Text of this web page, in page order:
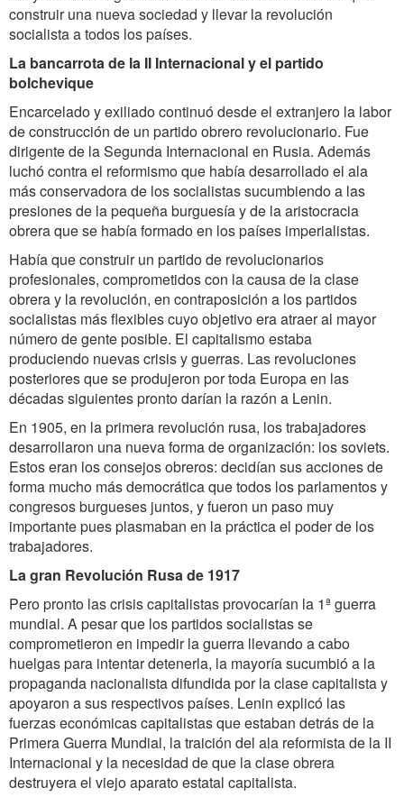
construir una nueva sociedad y llevar la revolución
socialista a todos los países.
La bancarrota de la II Internacional y el partido
bolchevique
Encarcelado y exiliado continuó desde el extranjero la labor
de construcción de un partido obrero revolucionario. Fue
dirigente de la Segunda Internacional en Rusia. Además
luchó contra el reformismo que había desarrollado el ala
más conservadora de los socialistas sucumbiendo a las
presiones de la pequeña burguesía y de la aristocracia
obrera que se había formado en los países imperialistas.
Había que construir un partido de revolucionarios
profesionales, comprometidos con la causa de la clase
obrera y la revolución, en contraposición a los partidos
socialistas más flexibles cuyo objetivo era atraer al mayor
número de gente posible. El capitalismo estaba
produciendo nuevas crisis y guerras. Las revoluciones
posteriores que se produjeron por toda Europa en las
décadas siguientes pronto darían la razón a Lenin.
En 1905, en la primera revolución rusa, los trabajadores
desarrollaron una nueva forma de organización: los soviets.
Estos eran los consejos obreros: decidían sus acciones de
forma mucho más democrática que todos los parlamentos y
congresos burgueses juntos, y fueron un paso muy
importante pues plasmaban en la práctica el poder de los
trabajadores.
La gran Revolución Rusa de 1917
Pero pronto las crisis capitalistas provocarían la 1ª guerra
mundial. A pesar que los partidos socialistas se
comprometieron en impedir la guerra llevando a cabo
huelgas para intentar detenerla, la mayoría sucumbió a la
propaganda nacionalista difundida por la clase capitalista y
apoyaron a sus respectivos países. Lenin explicó las
fuerzas económicas capitalistas que estaban detrás de la
Primera Guerra Mundial, la traición del ala reformista de la II
Internacional y la necesidad de que la clase obrera
destruyera el viejo aparato estatal capitalista.